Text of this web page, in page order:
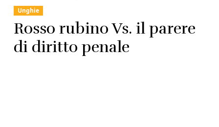
Unghie
Rosso rubino Vs. il parere
di diritto penale